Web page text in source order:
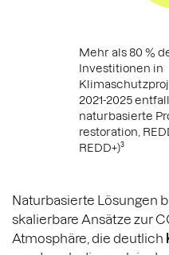
Mehr als 80 %
Investitionen in
2021-2025
naturbasierte
restoration,
REDD+)³
Naturbasierte Lösungen
skalierbare Ansätze zur
Atmosphäre, die deutlich